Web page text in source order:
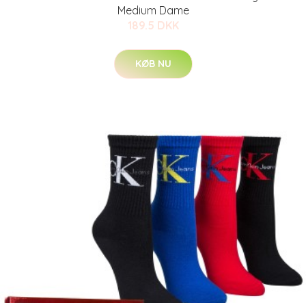
Medium Dame
189.5 DKK
KØB NU